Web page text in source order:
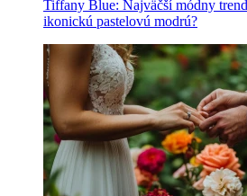
Tiffany Blue: Najväčší módny
ikonickú pastelovú modrú?